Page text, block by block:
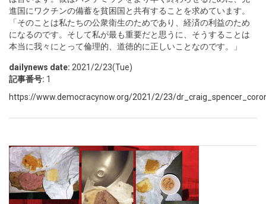
進国にワクチンの備蓄を貧困国と共有することを求めています。
「そのことは私たちの公衆衛生のためであり、経済の利益のため
になるのです。そして私が最も重要だと思うに、そうすることは
本当に我々にとって倫理的、道徳的に正しいことなのです。」
dailynews date: 2021/2/23(Tue)
記事番号: 1
https://www.democracynow.org/2021/2/23/